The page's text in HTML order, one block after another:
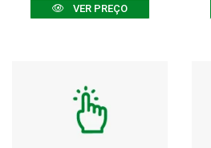
VER PREÇO